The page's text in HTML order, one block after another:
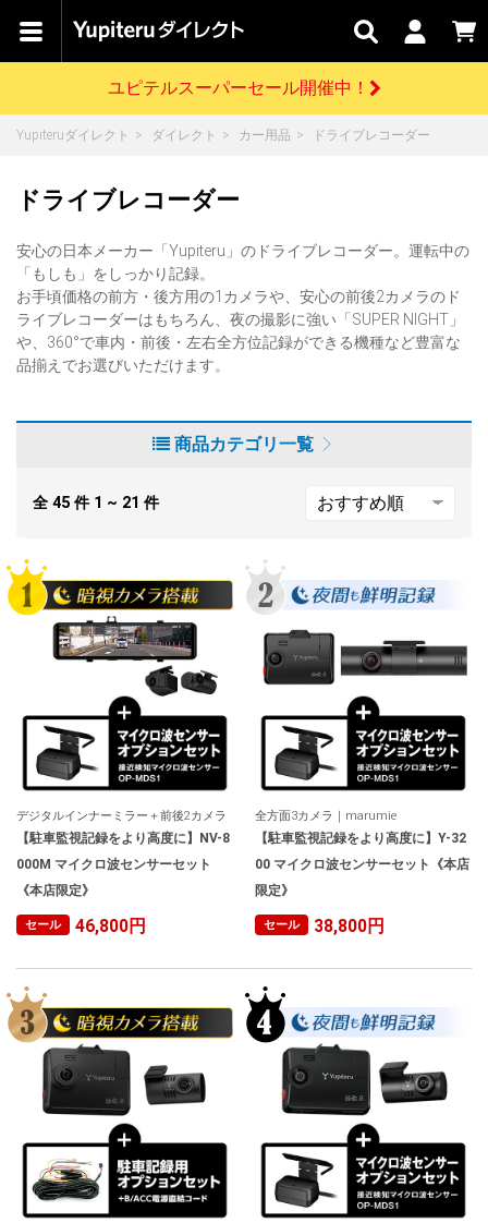
カテゴリで
キャン
ペーン
関連
サービス
お問い
合わせ
はじめての
ドライブレコーダー レーダー探知機
ゴルフ WEB限定モデル
純正オプション
アウトレット
駐車監視機能 標準搭載
駐車監視セット
サポートカー用品
大口注文はこちら
GPSデータ更新のお申込はこちら
開催中のキャンペーン
セール
で】ユピテルスーパ
ーセール開催
詳しくはこちら
お役立ち情報・トピックス
scroll
お買い物ガイド
各種ご利用方法はこちら
お問い合わせ前のご確認はこちら
お問い合わせ
ログインする
Yupiteruダイレクトの商品を
会員価格やポイントを利用してご購入頂けます
新規会員登録をする
ユピテルスーパーセール開催中！
Yupiteruダイレクト ダイレクト カー用品 ドライブレコーダー
ドライブレコーダー
安心の日本メーカー「Yupiteru」のドライブレコーダー。運転中の
「もしも」をしっかり記録。
お手頃価格の前方・後方用の1カメラや、安心の前後2カメラのド
ライブレコーダーはもちろん、夜の撮影に強い「SUPER NIGHT」
や、360°で車内・前後・左右全方位記録ができる機種など豊富な
品揃えでお選びいただけます。
商品カテゴリ一覧
全 45 件 1 ~ 21 件
デジタルインナーミラー＋前後2カメラ
【駐車監視記録をより高度に】NV-8
000M マイクロ波センサーセット
《本店限定》
セール 46,800円
全方面3カメラ｜marumie
【駐車監視記録をより高度に】Y-32
00 マイクロ波センサーセット《本店
限定》
セール 38,800円